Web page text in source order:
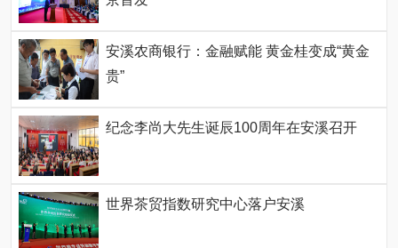
安溪农商银行：金融赋能 黄金桂变成“黄金
贵”
纪念李尚大先生诞辰100周年在安溪召开
世界茶贸指数研究中心落户安溪